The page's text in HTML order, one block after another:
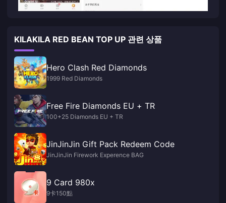
KILAKILA RED BEAN TOP UP 관련 상품
Hero Clash Red Diamonds
1999 Red Diamonds
Free Fire Diamonds EU + TR
100+25 Diamonds EU + TR
JinJinJin Gift Pack Redeem Code
JinJinJin Firework Experence BAG
9 Card 980x
9卡150點